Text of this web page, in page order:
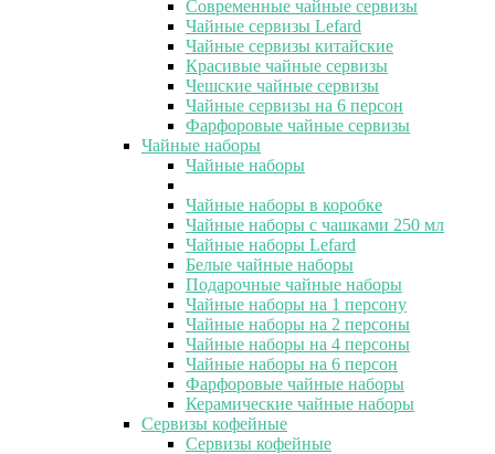
Современные чайные сервизы
Чайные сервизы Lefard
Чайные сервизы китайские
Красивые чайные сервизы
Чешские чайные сервизы
Чайные сервизы на 6 персон
Фарфоровые чайные сервизы
Чайные наборы
Чайные наборы
Чайные наборы в коробке
Чайные наборы с чашками 250 мл
Чайные наборы Lefard
Белые чайные наборы
Подарочные чайные наборы
Чайные наборы на 1 персону
Чайные наборы на 2 персоны
Чайные наборы на 4 персоны
Чайные наборы на 6 персон
Фарфоровые чайные наборы
Керамические чайные наборы
Сервизы кофейные
Сервизы кофейные